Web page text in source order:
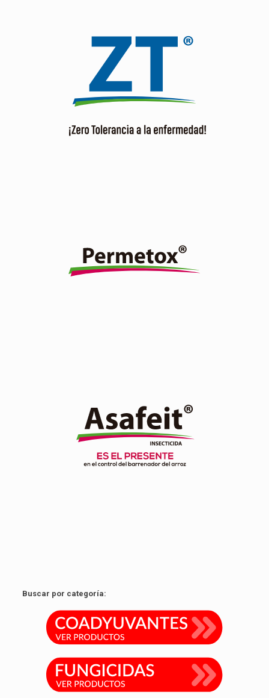
Fungicida con acción de contacto, actúa sobre bacterias
y hongos sin posibilidad que se desarrolle resistencia.
Ver producto
acción de contacto y estomacal con buen efecto
residual.
Es un insecticida de acción sistémica, pertenece al grupo
de los organofosforados, controla un amplio espectro
de insectos, mascadores y chupadores.
Ver producto
Buscar por categoría: